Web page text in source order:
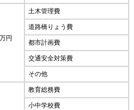
円
土木管理費
道路橋りょう費
都市計画費
交通安全対策費
その他
教育総務費
小中学校費